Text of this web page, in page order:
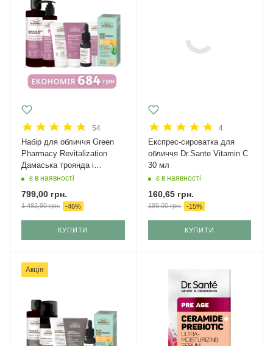
54
Набір для обличчя Green
Рharmacy Revitalization
Дамаська троянда і
кераміди + крем з SPF 50
є в наявності
799,00 грн.
1 482,90грн. -46%
КУПИТИ
4
Експрес-сироватка для
обличчя Dr.Sante Vitamin C
30 мл
є в наявності
160,65грн.
189,00грн. -15%
КУПИТИ
Акція